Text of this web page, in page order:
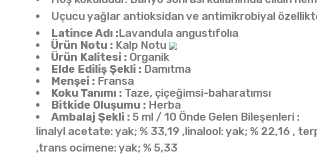
Uçucu yağlar antioksidan ve antimikrobiyal
Latince Adı :Lavandula angustıfolıa
Ürün Notu : Kalp Notu
Ürün Kalitesi : Organik
Elde Ediliş Şekli : Damıtma
Menşei : Fransa
Koku Tanımı : Taze, çiçeğimsi-baharatımsı
Bitkide Oluşumu : Herba
Ambalaj Şekli : 5 ml / 10 Önde Gelen Bileşenleri :
linalyl acetate: yak; % 33,19 ,linalool: yak; % 22,16 ,
,trans ocimene: yak; % 5,33